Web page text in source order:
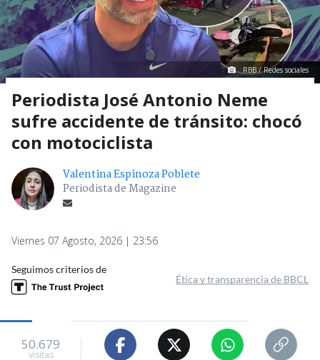
RBB / Redes sociales
Periodista José Antonio Neme
sufre accidente de tránsito: chocó
con motociclista
Valentina Espinoza Poblete
Periodista de Magazine
Viernes 07 Agosto, 2026 | 23:56
Seguimos criterios de
Ética y transparencia de BBCL
50.679
visitas